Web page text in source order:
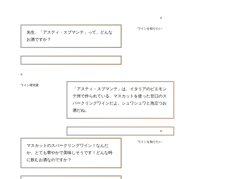
ワインを知りたい
先生、「アスティ・スプマンテ」って、どんな
お酒ですか？
ワイン研究家
「アスティ・スプマンテ」は、イタリアのピエモン
テ州で作られている、マスカットを使った甘口のス
パークリングワインだよ。シュワシュワと泡立つお
酒だね。
ワインを知りたい
マスカットのスパークリングワイン！なんだ
か、とても華やかで美味しそうです！どんな時
に飲むお酒なのですか？